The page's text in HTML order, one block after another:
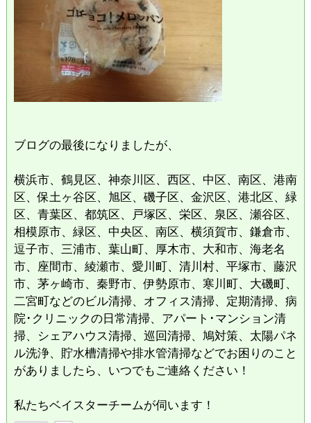
ブログの最後になりましたが、
横浜市、鶴見区、神奈川区、西区、中区、南区、港南
区、保土ヶ谷区、旭区、磯子区、金沢区、港北区、緑
区、青葉区、都筑区、戸塚区、栄区、泉区、瀬谷区、
相模原市、緑区、中央区、南区、横須賀市、鎌倉市、
逗子市、三浦市、葉山町、厚木市、大和市、海老名
市、座間市、綾瀬市、愛川町、清川村、平塚市、藤沢
市、茅ヶ崎市、秦野市、伊勢原市、寒川町、大磯町、
二宮町などのビル清掃、オフィス清掃、定期清掃、病
院･クリニックの日常清掃、アパート･マンション清
掃、シェアハウス清掃、巡回清掃、鳩対策、太陽パネ
ル洗浄、貯水槽清掃や排水管清掃などでお困りのこと
がありましたら、いつでもご連絡ください！
私たちベイスターチームが伺います！